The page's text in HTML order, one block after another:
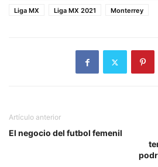
Liga MX
Liga MX 2021 Monterrey
Artículo anterior
El negocio del futbol femenil